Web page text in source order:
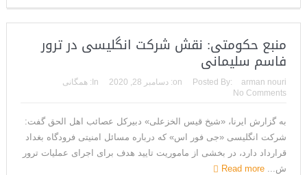
منبع حکومتی: نقش شرکت انگلیسی در ترور
فاسم سلیمانی
Posted By: arman nouri
on: دسامبر 28, 2020 In:
همگانی
No Comments
به گزارش ایرنا، «شیخ قیس الخزعلی» دبیرکل عصائب اهل الحق گفت:
شرکت انگلیسی «جی فور اس» که درباره مسائل امنیتی فرودگاه بغداد
قرارداد دارد، در بخشی از ماموریت تایید هدف برای اجرای عملیات ترور
ش... Read more